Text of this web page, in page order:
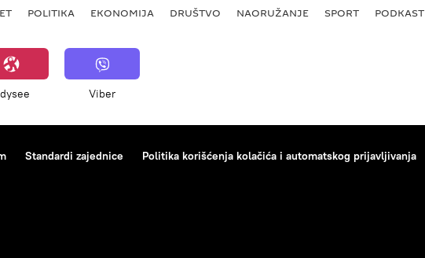
POLITIKA EKONOMIJA DRUŠTVO NAORUŽANJE SPORT PODKAST
Viber
Standardi zajednice Politika korišćenja kolačića i automatskog prijavljivanja